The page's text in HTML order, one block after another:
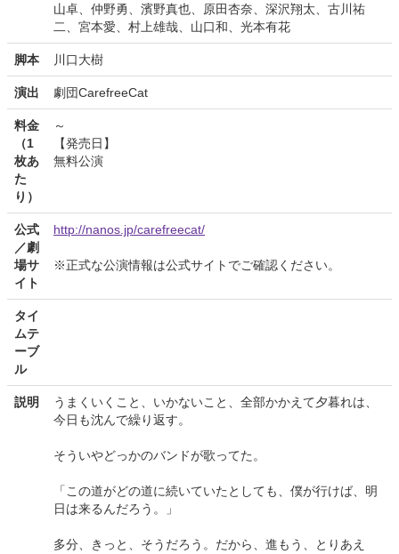
山卓、仲野勇、濱野真也、原田杏奈、深沢翔太、古川祐
二、宮本愛、村上雄哉、山口和、光本有花
脚本 川口大樹
演出 劇団CarefreeCat
料金
（1
枚あ
た
り）
～
【発売日】
無料公演
公式
／劇
場サ
イト
http://nanos.jp/carefreecat/
※正式な公演情報は公式サイトでご確認ください。
タイ
ムテ
ーブ
ル
説明
うまくいくこと、いかないこと、全部かかえて夕暮れは、
今日も沈んで繰り返す。
そういやどっかのバンドが歌ってた。
「この道がどの道に続いていたとしても、僕が行けば、明
日は来るんだろう。」
多分、きっと、そうだろう。だから、進もう、とりあえ